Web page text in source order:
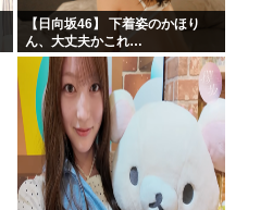
【日向坂46】 下着姿のかほり
ん、大丈夫かこれ…